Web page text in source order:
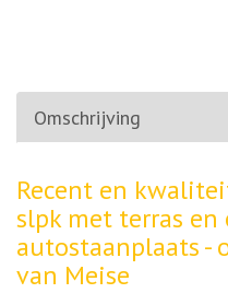
Omschrijving
Omschrijving
Recent en
slpk met terras en
autostaanplaats -
van Meise